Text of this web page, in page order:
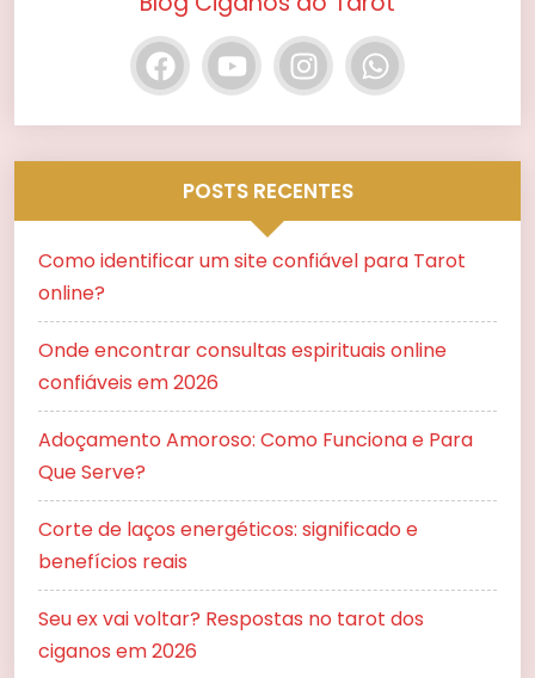
POSTS RECENTES
Como identificar um site confiável para Tarot
online?
Onde encontrar consultas espirituais online
confiáveis em 2026
Adoçamento Amoroso: Como Funciona e Para
Que Serve?
Corte de laços energéticos: significado e
benefícios reais
Seu ex vai voltar? Respostas no tarot dos
ciganos em 2026